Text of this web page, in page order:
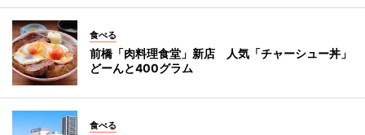
食べる
前橋「肉料理食堂」新店 人気「チャーシュー丼」
どーんと400グラム
食べる